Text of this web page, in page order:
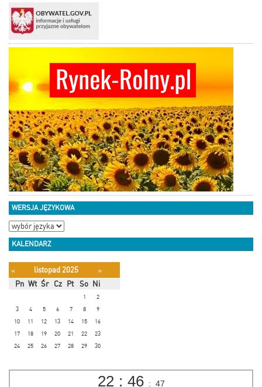
WERSJA JĘZYKOWA
KALENDARZ
« listopad 2025
»
Pn Wt Śr Cz Pt So Ni
1
2
3
4 5 6 7 8
9
10
11 12 13 14 15
16
17
18 19 20 21 22
23
24
25 26 27 28 29 30
22 : 46 : 48